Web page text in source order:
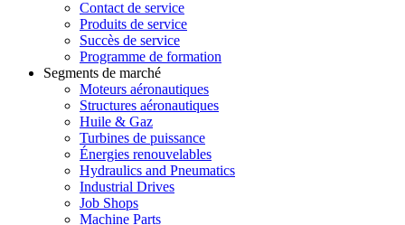
Contact de service
Produits de service
Succès de service
Programme de formation
Segments de marché
Moteurs aéronautiques
Structures aéronautiques
Huile & Gaz
Turbines de puissance
Énergies renouvelables
Hydraulics and Pneumatics
Industrial Drives
Job Shops
Machine Parts